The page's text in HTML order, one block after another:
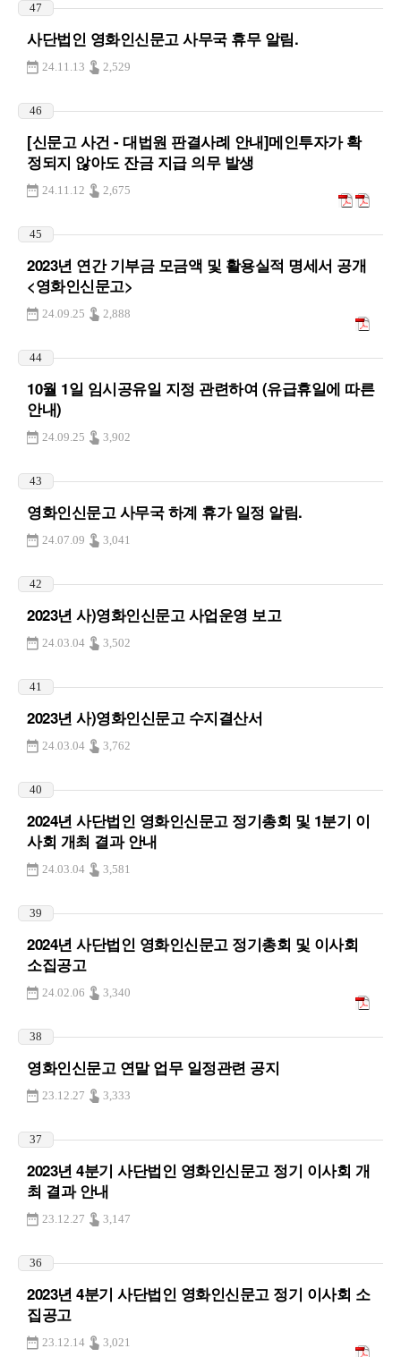
47
사단법인 영화인신문고 사무국 휴무 알림.
24.11.13 2,529
46
[신문고 사건 - 대법원 판결사례 안내]메인투자가 확
정되지 않아도 잔금 지급 의무 발생
24.11.12 2,675
45
2023년 연간 기부금 모금액 및 활용실적 명세서 공개
<영화인신문고>
24.09.25 2,888
44
10월 1일 임시공유일 지정 관련하여 (유급휴일에 따른
안내)
24.09.25 3,902
43
영화인신문고 사무국 하계 휴가 일정 알림.
24.07.09 3,041
42
2023년 사)영화인신문고 사업운영 보고
24.03.04 3,502
41
2023년 사)영화인신문고 수지결산서
24.03.04 3,762
40
2024년 사단법인 영화인신문고 정기총회 및 1분기 이
사회 개최 결과 안내
24.03.04 3,581
39
2024년 사단법인 영화인신문고 정기총회 및 이사회
소집공고
24.02.06 3,340
38
영화인신문고 연말 업무 일정관련 공지
23.12.27 3,333
37
2023년 4분기 사단법인 영화인신문고 정기 이사회 개
최 결과 안내
23.12.27 3,147
36
2023년 4분기 사단법인 영화인신문고 정기 이사회 소
집공고
23.12.14 3,021